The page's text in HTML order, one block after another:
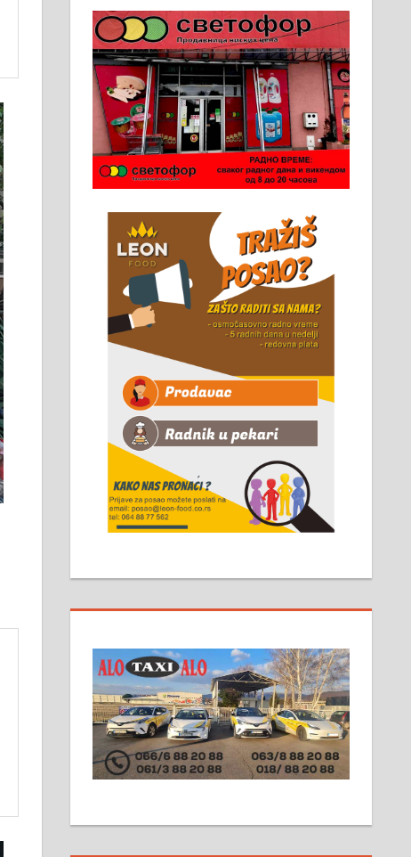
Потребна два радника за рад на
стоваришту „Липа промет” у
Алексинцу. За више
информација доћи лично на
стовариште у улици Максима
Горког 26 сваког радног дана од
8 до 15 часова. 063/465-045
Чистим све врсте димњака.
061/32-13-445